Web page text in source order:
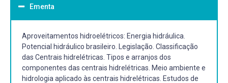
Ementa
Aproveitamentos hidroelétricos: Energia hidráulica.
Potencial hidráulico brasileiro. Legislação. Classificação
das Centrais hidrelétricas. Tipos e arranjos dos
componentes das centrais hidrelétricas. Meio ambiente e
hidrologia aplicado às centrais hidrelétricas. Estudos de